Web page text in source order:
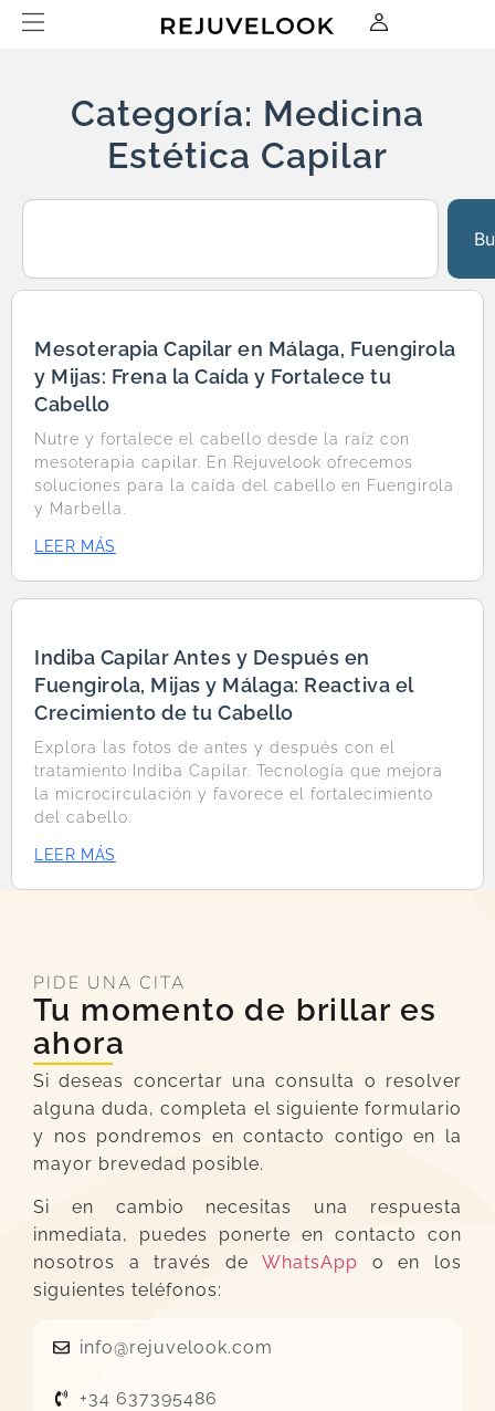
Categoría: Medicina
Estética Capilar
Mesoterapia Capilar en Málaga, Fuengirola
y Mijas: Frena la Caída y Fortalece tu
Cabello
Nutre y fortalece el cabello desde la raíz con
mesoterapia capilar. En Rejuvelook ofrecemos
soluciones para la caída del cabello en Fuengirola
y Marbella.
LEER MÁS
Indiba Capilar Antes y Después en
Fuengirola, Mijas y Málaga: Reactiva el
Crecimiento de tu Cabello
Explora las fotos de antes y después con el
tratamiento Indiba Capilar. Tecnología que mejora
la microcirculación y favorece el fortalecimiento
del cabello.
LEER MÁS
PIDE UNA CITA
Tu momento de brillar es
ahora
Si deseas concertar una consulta o resolver
alguna duda, completa el siguiente formulario
y nos pondremos en contacto contigo en la
mayor brevedad posible.
Si en cambio necesitas una respuesta
inmediata, puedes ponerte en contacto con
nosotros a través deWhatsApp o en los
siguientes teléfonos:
info@rejuvelook.com
+34 637395486